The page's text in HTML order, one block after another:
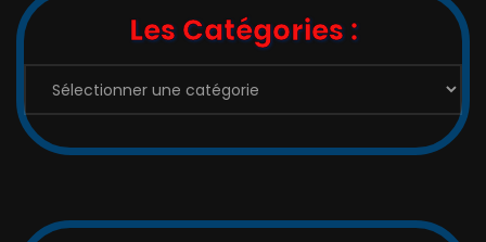
Les Catégories :